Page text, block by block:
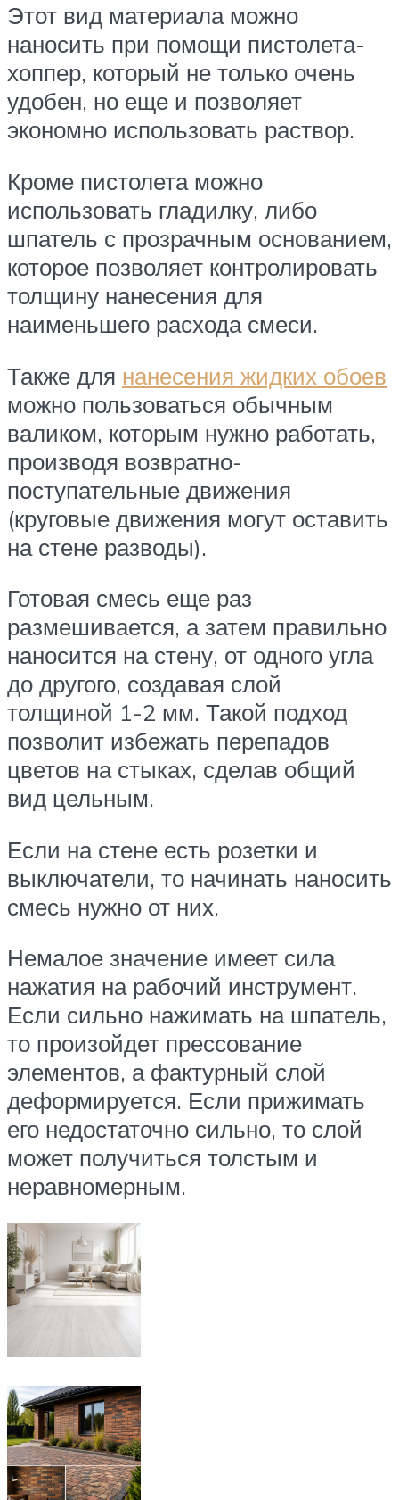
Этот вид материала можно
наносить при помощи пистолета-
хоппер, который не только очень
удобен, но еще и позволяет
экономно использовать раствор.
Кроме пистолета можно
использовать гладилку, либо
шпатель с прозрачным основанием,
которое позволяет контролировать
толщину нанесения для
наименьшего расхода смеси.
Также для нанесения жидких обоев
можно пользоваться обычным
валиком, которым нужно работать,
производя возвратно-
поступательные движения
(круговые движения могут оставить
на стене разводы).
Готовая смесь еще раз
размешивается, а затем правильно
наносится на стену, от одного угла
до другого, создавая слой
толщиной 1-2 мм. Такой подход
позволит избежать перепадов
цветов на стыках, сделав общий
вид цельным.
Если на стене есть розетки и
выключатели, то начинать наносить
смесь нужно от них.
Немалое значение имеет сила
нажатия на рабочий инструмент.
Если сильно нажимать на шпатель,
то произойдет прессование
элементов, а фактурный слой
деформируется. Если прижимать
его недостаточно сильно, то слой
может получиться толстым и
неравномерным.